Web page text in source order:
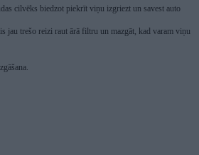
cilvēks biedzot piekrīt viņu izgriezt un savest auto
jau trešo reizi raut ārā filtru un mazgāt, kad varam viņu